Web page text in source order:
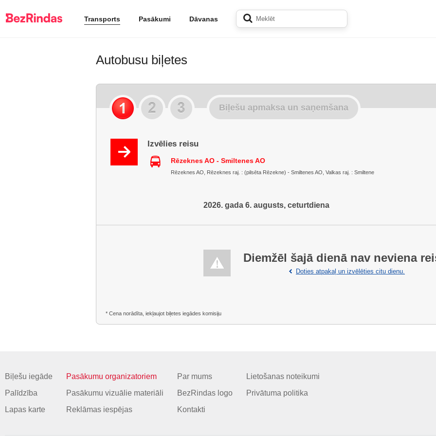
Transports Pasākumi Dāvanas
Autobusu biļetes
Biļešu apmaksa un saņemšana
Izvēlies reisu
Rēzeknes AO - Smiltenes AO
Rēzeknes AO, Rēzeknes raj. : (pilsēta Rēzekne) - Smiltenes AO, Valkas raj. : Smiltene
2026. gada 6. augusts, ceturtdiena
Diemžēl šajā dienā nav neviena
Doties atpakaļ un izvēlēties citu dienu.
* Cena norādīta, iekļaujot biļetes iegādes komisiju
Biļešu iegāde
Palīdzība
Lapas karte
Pasākumu organizatoriem
Pasākumu vizuālie materiāli
Reklāmas iespējas
Par mums
BezRindas logo
Kontakti
Lietošanas noteikumi
Privātuma politika